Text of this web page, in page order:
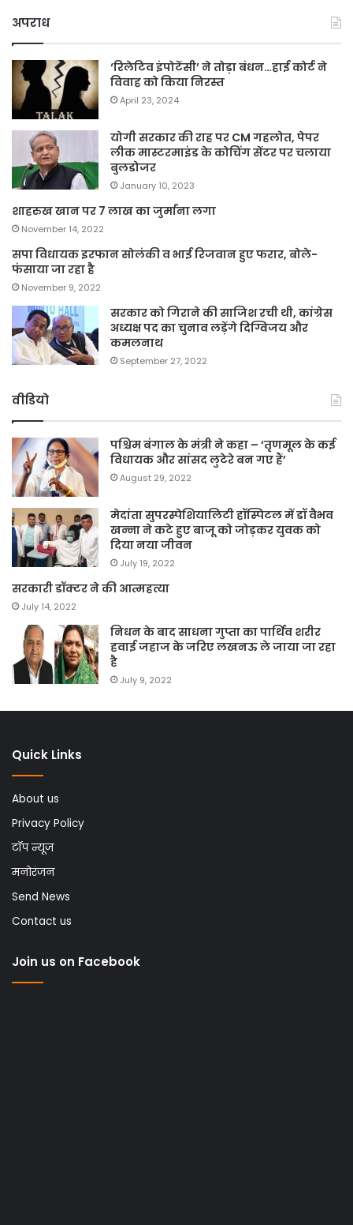
अपराध
‘रिलेटिव इंपोटेंसी’ ने तोड़ा बंधन…हाई कोर्ट ने
विवाह को किया निरस्त
April 23, 2024
योगी सरकार की राह पर CM गहलोत, पेपर
लीक मास्टरमाइंड के कोचिंग सेंटर पर चलाया
बुलडोजर
January 10, 2023
शाहरुख खान पर 7 लाख का जुर्माना लगा
November 14, 2022
सपा विधायक इरफान सोलंकी व भाई रिजवान हुए फरार, बोले-
फंसाया जा रहा है
November 9, 2022
सरकार को गिराने की साजिश रची थी, कांग्रेस
अध्यक्ष पद का चुनाव लड़ेंगे दिग्विजय और
कमलनाथ
September 27, 2022
वीडियो
पश्चिम बंगाल के मंत्री ने कहा – ‘तृणमूल के कई
विधायक और सांसद लुटेरे बन गए हैं’
August 29, 2022
मेदांता सुपरस्पेशियालिटी हॉस्पिटल में डॉ वैभव
खन्ना ने कटे हुए बाजू को जोड़कर युवक को
दिया नया जीवन
July 19, 2022
सरकारी डॉक्टर ने की आत्महत्या
July 14, 2022
निधन के बाद साधना गुप्ता का पार्थिव शरीर
हवाई जहाज के जरिए लखनऊ ले जाया जा रहा
है
July 9, 2022
Quick Links
About us
Privacy Policy
टॉप न्यूज
मनोरंजन
Send News
Contact us
Join us on Facebook